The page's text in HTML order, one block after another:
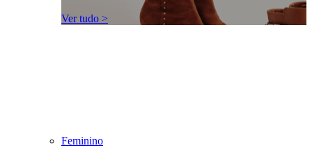
Ver tudo >
Feminino